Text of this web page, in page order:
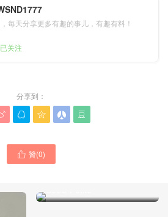
每天分享更多有趣的事儿，有趣有料！
关注
分享到：
   
 贊(0)
Fendi包包 臺灣官方網站價
ISeeU Petite